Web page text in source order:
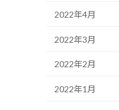
2022年4月
2022年3月
2022年2月
2022年1月